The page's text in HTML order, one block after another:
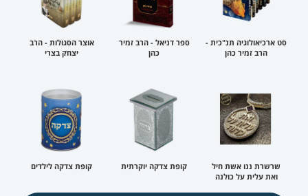
סט ארכיאולוגיה תנ"כית -
הרב זמיר כהן
ספר דניאל - הרב זמיר
כהן
אוצר הסגולות - הרב
יצחק בצרי
שרשרת ננו אשת חיל
ואת עלית על כולנה
קופת צדקה יוקרתית קופת צדקה לילדים